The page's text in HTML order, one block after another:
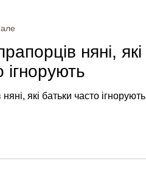
няні, які
ігнорують
які батьки часто ігнорують